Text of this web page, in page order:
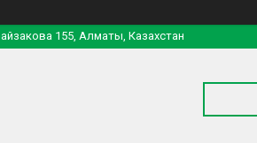
155, Алматы, Казахстан